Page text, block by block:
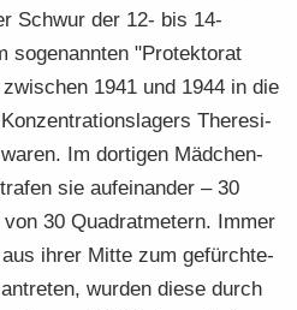
Schwur der 12- bis 14-​
so­ge­nann­ten "Pro­tek­to­rat
1941 und 1944 in die
The­re­si­
Im dor­ti­gen Mäd­chen­
sie auf­ein­an­der – 30
30 Qua­drat­me­tern. Immer
ihrer Mitte zum ge­fürch­te­
wur­den diese durch